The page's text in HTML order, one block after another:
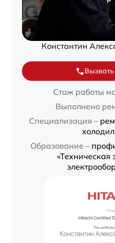
Константин
Стаж работы
Выполнено
Специализация –
Образование –
«Техническая